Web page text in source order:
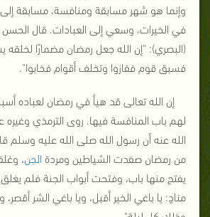
وإنما هو شهر مسابقة ومنافسة، مسابقة
في الخيرات، وسعي إلى العبادات. قال
(البصري): "إن الله جعل رمضان مضمارًا لخلقه
فسبق قوم ففازوا وتخلف أقوام فخابوا".
إن الله تعالى قد هيأ في رمضان لعباده
لهم باب المنافسة فيها. روى الترمذي وغيره
الله عنه أن رسول الله صلى الله عليه وسلم
من رمضان صفدت الشياطين ومردة الجن،
يفتح منها باب، وفتحت أبواب الجنة فلم
منادٍ: يا باغي الخير أقبل، ويا باغي الشر أقصر،